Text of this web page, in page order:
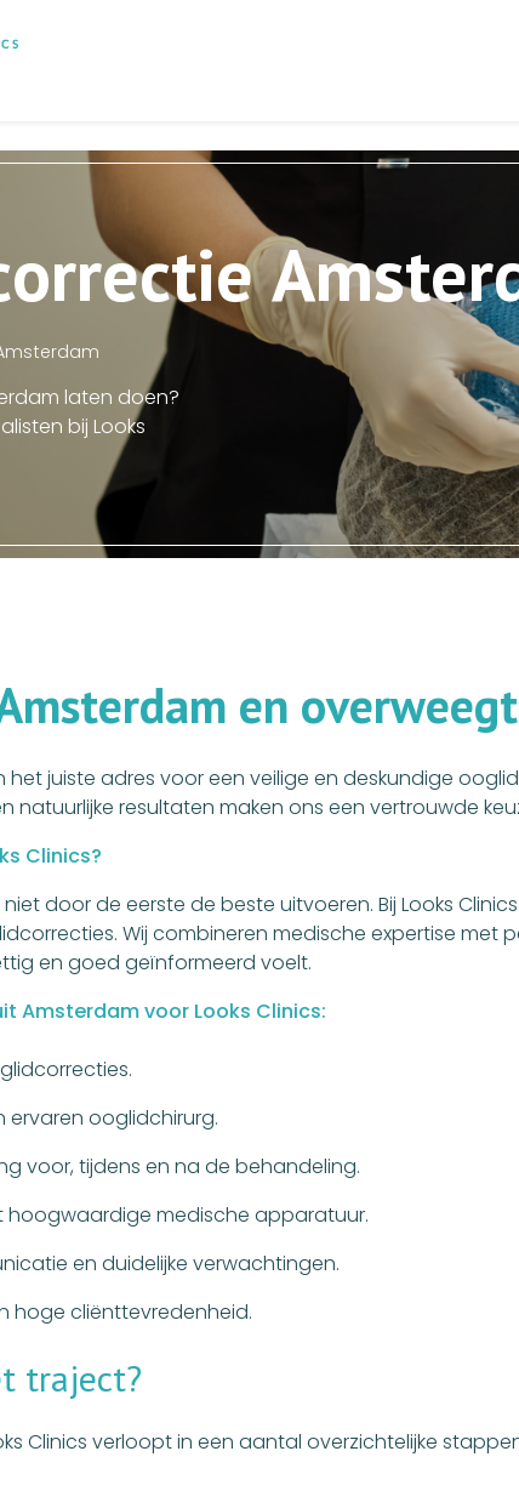
orrectieAmster
msterdam
rdam laten doen?
alisten bij Looks
msterdam en overweegt
het juiste adres voor een veilige en deskundige
natuurlijke resultaten maken ons een vertrouwde
Clinics?
door de eerste de beste uitvoeren. Bij Looks
Wij combineren medische expertise
en goed geïnformeerd voelt.
Amsterdam voor Looks Clinics:
ervaren ooglidchirurg.
voor, tijdens en na de behandeling.
hoogwaardige medische apparatuur.
en duidelijke verwachtingen.
hoge cliënttevredenheid.
traject?
Clinics verloopt in een aantal overzichtelijke